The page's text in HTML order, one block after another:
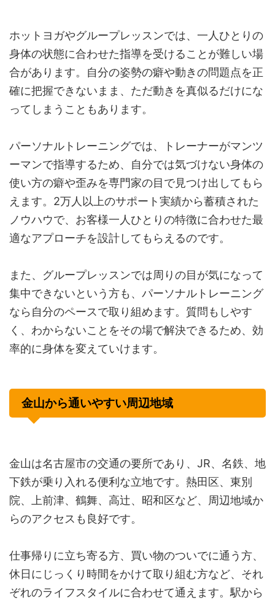
ホットヨガやグループレッスンでは、一人ひとりの
身体の状態に合わせた指導を受けることが難しい場
合があります。自分の姿勢の癖や動きの問題点を正
確に把握できないまま、ただ動きを真似るだけにな
ってしまうこともあります。
パーソナルトレーニングでは、トレーナーがマンツ
ーマンで指導するため、自分では気づけない身体の
使い方の癖や歪みを専門家の目で見つけ出してもら
えます。2万人以上のサポート実績から蓄積された
ノウハウで、お客様一人ひとりの特徴に合わせた最
適なアプローチを設計してもらえるのです。
また、グループレッスンでは周りの目が気になって
集中できないという方も、パーソナルトレーニング
なら自分のペースで取り組めます。質問もしやす
く、わからないことをその場で解決できるため、効
率的に身体を変えていけます。
金山から通いやすい周辺地域
金山は名古屋市の交通の要所であり、JR、名鉄、地
下鉄が乗り入れる便利な立地です。熱田区、東別
院、上前津、鶴舞、高辻、昭和区など、周辺地域か
らのアクセスも良好です。
仕事帰りに立ち寄る方、買い物のついでに通う方、
休日にじっくり時間をかけて取り組む方など、それ
ぞれのライフスタイルに合わせて通えます。駅から